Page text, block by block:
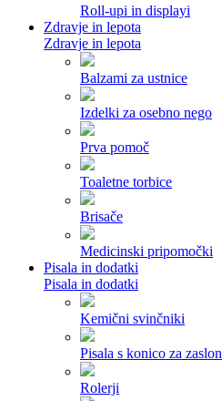
Roll-upi in displayi
Zdravje in lepota
Zdravje in lepota
Balzami za ustnice
Izdelki za osebno nego
Prva pomoč
Toaletne torbice
Brisače
Medicinski pripomočki
Pisala in dodatki
Pisala in dodatki
Kemični svinčniki
Pisala s konico za zaslon
Rolerji